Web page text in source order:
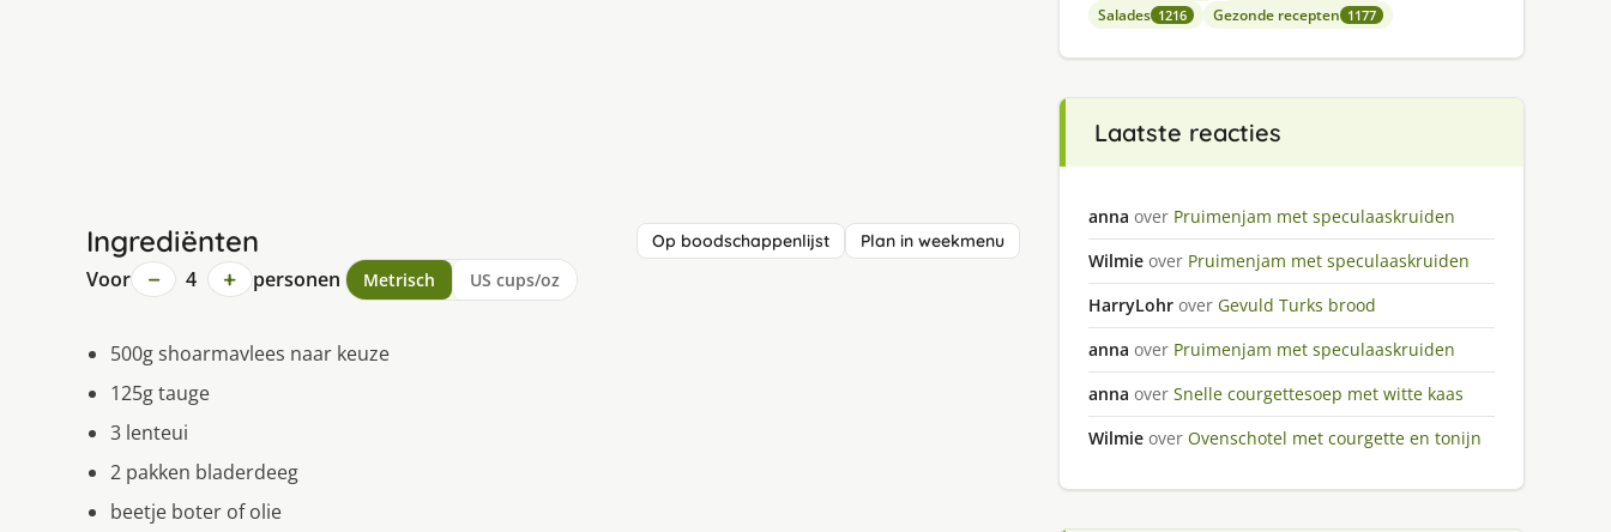
Ingrediënten Op boodschappenlijst Plan in weekmenu
Voor − 4 + personen Metrisch US cups/oz
500g shoarmavlees naar keuze
125g tauge
3 lenteui
2 pakken bladerdeeg
beetje boter of olie
Salades 1216 Gezonde recepten 1177
Laatste reacties
anna over Pruimenjam met speculaaskruiden
Wilmie over Pruimenjam met speculaaskruiden
HarryLohr over Gevuld Turks brood
anna over Pruimenjam met speculaaskruiden
anna over Snelle courgettesoep met witte kaas
Wilmie over Ovenschotel met courgette en tonijn